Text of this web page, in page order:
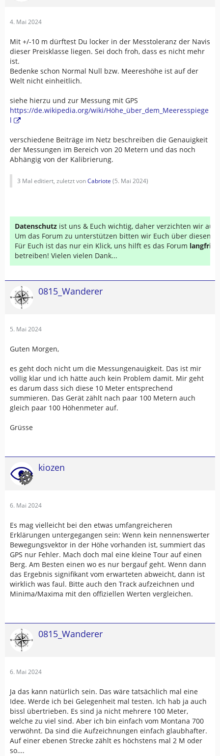
4. Mai 2024
Mit +/-10 m dürftest Du locker in der Messtoleranz der Navis
dieser Preisklasse liegen. Sei doch froh, dass es nicht mehr
ist.
Bedenke schon Normal Null bzw. Meereshöhe ist auf der
Welt nicht einheitlich.
siehe hierzu und zur Messung mit GPS
https://de.wikipedia.org/wiki/Höhe_über_dem_Meeresspiege
l
verschiedene Beiträge im Netz beschreiben die Genauigkeit
der Messungen im Bereich von 20 Metern und das noch
Abhängig von der Kalibrierung.
3 Mal editiert, zuletzt vonCabriote (5. Mai 2024)
Datenschutz ist uns & Euch wichtig, daher verzichten wir auf
Um das Forum zu unterstützen bitten wir Euch über diesen
Für Euch ist das nur ein Klick, uns hilft es das Forum
betreiben! Vielen vielen Dank...
0815_Wanderer
5. Mai 2024
Guten Morgen,
es geht doch nicht um die Messungenauigkeit. Das ist mir
völlig klar und ich hätte auch kein Problem damit. Mir geht
es darum dass sich diese 10 Meter entsprechend
summieren. Das Gerät zählt nach paar 100 Metern auch
gleich paar 100 Höhenmeter auf.
Grüsse
kiozen
6. Mai 2024
Es mag vielleicht bei den etwas umfangreicheren
Erklärungen untergegangen sein: Wenn kein nennenswerter
Bewegungsvektor in der Höhe vorhanden ist, summiert das
GPS nur Fehler. Mach doch mal eine kleine Tour auf einen
Berg. Am Besten einen wo es nur bergauf geht. Wenn dann
das Ergebnis signifikant vom erwarteten abweicht, dann ist
wirklich was faul. Bitte auch den Track aufzeichnen und
Minima/Maxima mit den offiziellen Werten vergleichen.
0815_Wanderer
6. Mai 2024
Ja das kann natürlich sein. Das wäre tatsächlich mal eine
Idee. Werde ich bei Gelegenheit mal testen. Ich hab ja auch
bissl übertrieben. Es sind ja nicht mehrere 100 Meter,
welche zu viel sind. Aber ich bin einfach vom Montana 700
verwöhnt. Da sind die Aufzeichnungen einfach glaubhafter.
Auf einer ebenen Strecke zählt es höchstens mal 2 M oder
so….